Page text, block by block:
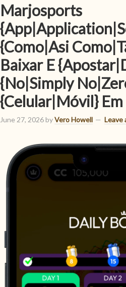
Marjosports
{Como|Asi
Baixar E
{No|Simply
{Celular|Móvil}
June 27, 2026byVero Howell Leave